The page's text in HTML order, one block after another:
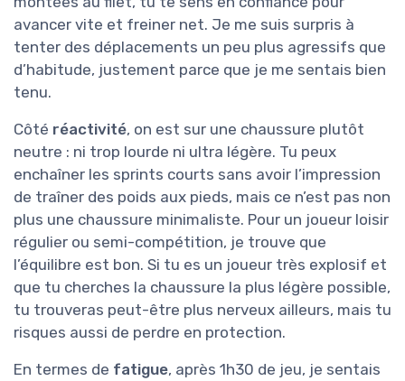
avancer vite et freiner net. Je me suis surpris à
tenter des déplacements un peu plus agressifs que
d’habitude, justement parce que je me sentais bien
tenu.
Côté réactivité, on est sur une chaussure plutôt
neutre : ni trop lourde ni ultra légère. Tu peux
enchaîner les sprints courts sans avoir l’impression
de traîner des poids aux pieds, mais ce n’est pas non
plus une chaussure minimaliste. Pour un joueur loisir
régulier ou semi-compétition, je trouve que
l’équilibre est bon. Si tu es un joueur très explosif et
que tu cherches la chaussure la plus légère possible,
tu trouveras peut-être plus nerveux ailleurs, mais tu
risques aussi de perdre en protection.
En termes de fatigue, après 1h30 de jeu, je sentais